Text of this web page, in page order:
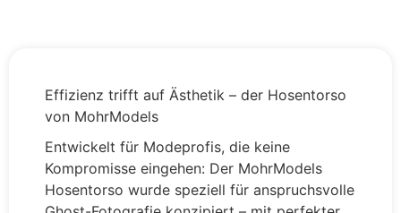
Effizienz trifft auf Ästhetik – der Hosentorso
von MohrModels
Entwickelt für Modeprofis, die keine
Kompromisse eingehen: Der MohrModels
Hosentorso wurde speziell für anspruchsvolle